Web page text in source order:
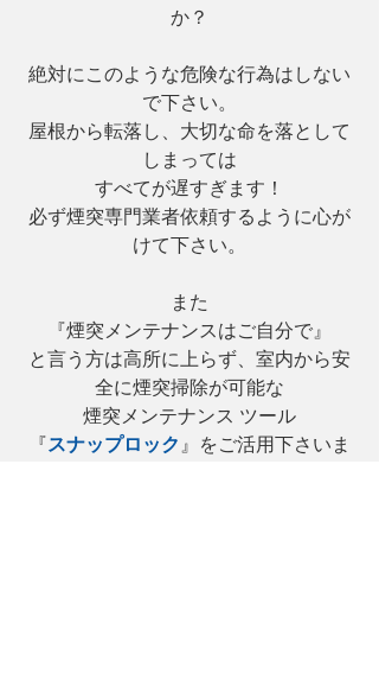
か？
絶対にこのような危険な行為はしない
で下さい。
屋根から転落し、大切な命を落として
しまっては
すべてが遅すぎます！
必ず煙突専門業者依頼するように心が
けて下さい。
また
『煙突メンテナンスはご自分で』
と言う方は高所に上らず、室内から安
全に煙突掃除が可能な
煙突メンテナンス ツール
『スナップロック 』をご活用下さいま